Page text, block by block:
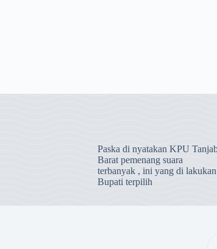
Paska di nyatakan KPU
Barat pemenang suara
terbanyak , ini yang di lakukan
Bupati terpilih